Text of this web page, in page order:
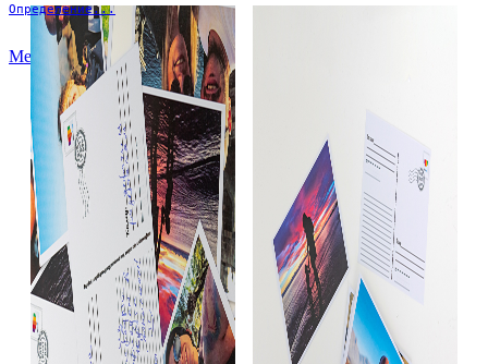
Определение...
Меню